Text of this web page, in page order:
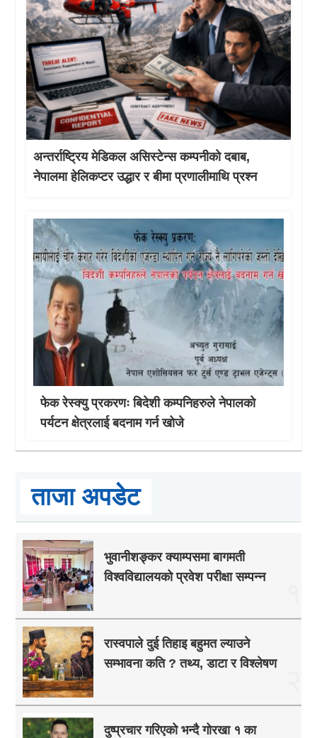
अन्तर्राष्ट्रिय मेडिकल असिस्टेन्स कम्पनीको दबाब,
नेपालमा हेलिकप्टर उद्धार र बीमा प्रणालीमाथि प्रश्न
फेक रेस्क्यु प्रकरणः बिदेशी कम्पनिहरुले नेपालको
पर्यटन क्षेत्रलाई बदनाम गर्न खोजे
ताजा अपडेट
भुवानीशङ्कर क्याम्पसमा बागमती
विश्वविद्यालयको प्रवेश परीक्षा सम्पन्न
रास्वपाले दुई तिहाइ बहुमत ल्याउने
सम्भावना कति ? तथ्य, डाटा र विश्लेषण
दुष्प्रचार गरिएको भन्दै गोरखा १ का